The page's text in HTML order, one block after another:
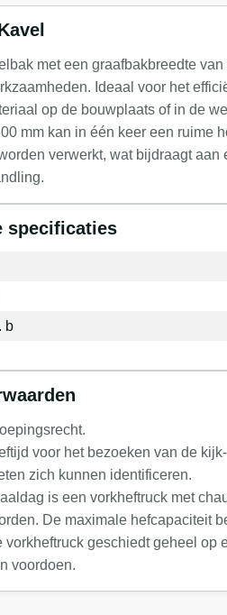
met een graafbakbreedte
Ideaal voor het
op de bouwplaats of in de
mm kan in één keer een ruime
verwerkt, wat bijdraagt
specificaties
b
voor het bezoeken van de
zich kunnen identificeren.
is een vorkheftruck met
De maximale hefcapaciteit
vorkheftruck geschiedt geheel op
voordoen.